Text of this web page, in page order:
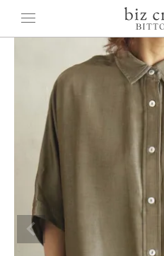
トップス